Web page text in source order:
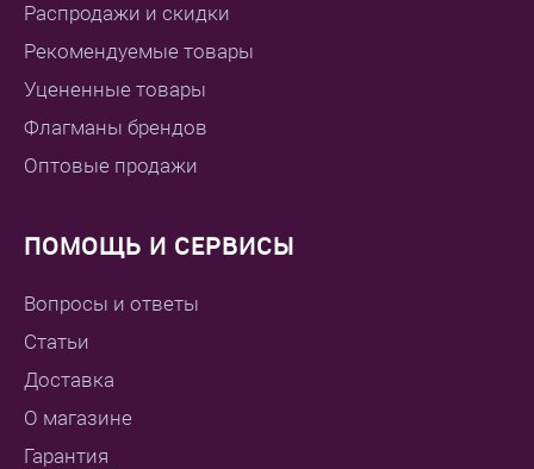
Распродажи и скидки
Рекомендуемые товары
Уцененные товары
Флагманы брендов
Оптовые продажи
ПОМОЩЬ И СЕРВИСЫ
Вопросы и ответы
Статьи
Доставка
О магазине
Гарантия